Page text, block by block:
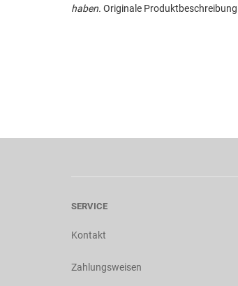
haben. Originale
SERVICE
Kontakt
Zahlungsweisen